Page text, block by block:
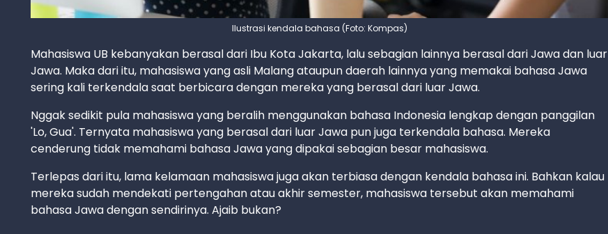
Ilustrasi kendala bahasa (Foto: Kompas)
Mahasiswa UB kebanyakan berasal dari Ibu Kota Jakarta, lalu sebagian lainnya berasal dari Jawa dan luar
Jawa. Maka dari itu, mahasiswa yang asli Malang ataupun daerah lainnya yang memakai bahasa Jawa
sering kali terkendala saat berbicara dengan mereka yang berasal dari luar Jawa.
Nggak sedikit pula mahasiswa yang beralih menggunakan bahasa Indonesia lengkap dengan panggilan
'Lo, Gua'. Ternyata mahasiswa yang berasal dari luar Jawa pun juga terkendala bahasa. Mereka
cenderung tidak memahami bahasa Jawa yang dipakai sebagian besar mahasiswa.
Terlepas dari itu, lama kelamaan mahasiswa juga akan terbiasa dengan kendala bahasa ini. Bahkan kalau
mereka sudah mendekati pertengahan atau akhir semester, mahasiswa tersebut akan memahami
bahasa Jawa dengan sendirinya. Ajaib bukan?